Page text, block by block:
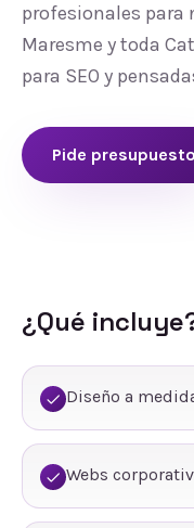
profesionales para
Maresme y toda
para SEO y
Pide presupuesto
¿Qué
Diseño a
Webs